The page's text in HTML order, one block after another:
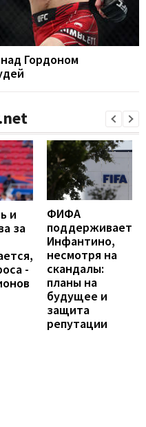
Гордоном
и
за
-
ФИФА
поддерживает
Инфантино,
несмотря на
скандалы:
планы на
будущее и
защита
репутации